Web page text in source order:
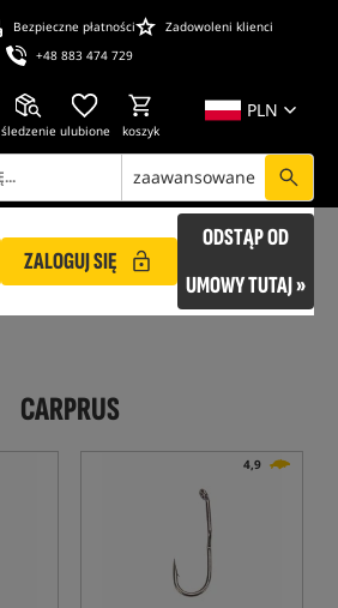
Bezpieczne płatności
Zadowoleni klienci
+48 883 474 729
PLN
śledzenie ulubione koszyk
zaawansowane
ZALOGUJ SIĘ
ODSTĄP OD
UMOWY TUTAJ »
CARPRUS
4,9